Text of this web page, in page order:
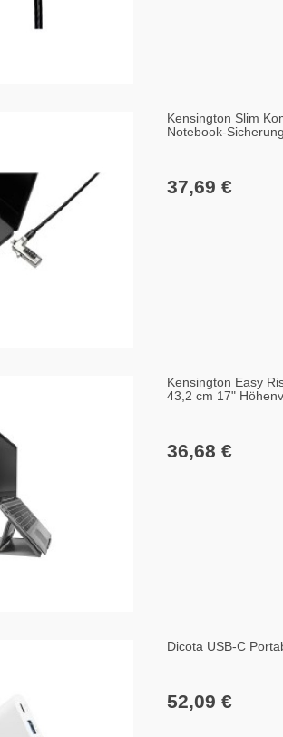
Kensington Slim
Notebook-Sicherung
37,69 €
Kensington Easy
43,2 cm 17"
36,68 €
Dicota USB-C
52,09 €